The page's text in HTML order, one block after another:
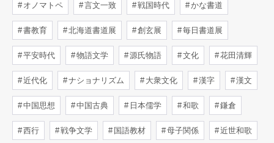
オノマトペ 言文一致 戦国時代 かな書道
書教育 北海道書道展 創玄展 毎日書道展
平安時代 物語文学 源氏物語 文化 花田清輝
近代化 ナショナリズム 大衆文化 漢字 漢文
中国思想 中国古典 日本儒学 和歌 鎌倉
西行 戦争文学 国語教材 母子関係 近世和歌